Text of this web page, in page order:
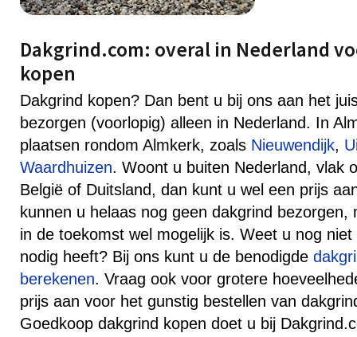
Dakgrind.com: overal in Nederland
kopen
Dakgrind kopen? Dan bent u bij ons aan het
bezorgen (voorlopig) alleen in Nederland. In
plaatsen rondom Almkerk, zoals Nieuwendijk,
Waardhuizen. Woont u buiten Nederland, vlak
België of Duitsland, dan kunt u wel een prijs
kunnen u helaas nog geen dakgrind bezorgen,
in de toekomst wel mogelijk is. Weet u nog
nodig heeft? Bij ons kunt u de benodigde
berekenen. Vraag ook voor grotere
prijs aan voor het gunstig bestellen van
Goedkoop dakgrind kopen doet u bij